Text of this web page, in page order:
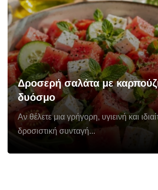
Δροσερή σαλάτα με
δυόσμο
Αν θέλετε μια γρήγορη, υγιεινή και
δροσιστική συνταγή...